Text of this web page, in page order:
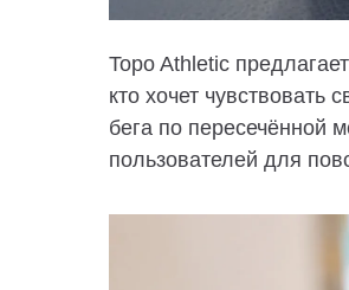
Topo Athletic
кто хочет чувствовать
бега по пересечённой
пользователей для